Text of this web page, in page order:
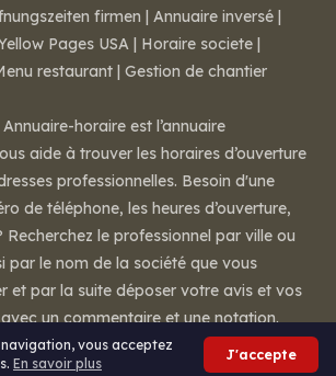
vous acceptez
En savoir plus
J'accepte
firmen | Annuaire inversé |
Pages USA | Horaire societe |
restaurant | Gestion de chantier
horaire est l’annuaire
aide à trouver les horaires d’ouverture
professionnelles. Besoin d'une
de téléphone, les heures d’ouverture,
Recherchez le professionnel par ville ou
par le nom de la société que vous
et par la suite déposer votre avis et vos
un commentaire et une notation.
Conditions de ventes-Contact